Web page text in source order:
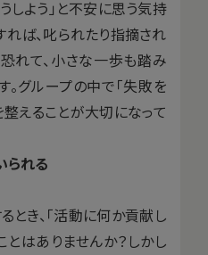
しよう」と不安に思う気持
れば、叱られたり指摘され
れて、小さな一歩も踏み
。グループの中で「失敗を
整えることが大切になって
られる
とき、「活動に何か貢献し
とはありませんか？しかし